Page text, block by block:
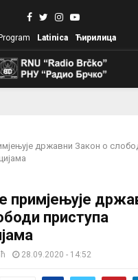
Facebook
TwitterInstagram
Youtube
Program Latinica Ћирилица
државни Закон о
примјењује
приступа
28.09.2020 - 14:52